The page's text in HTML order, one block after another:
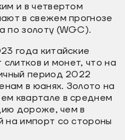
и в четвертом
в свежем прогнозе
по золоту (WGC).
года китайские
слитков и монет, что на
период 2022
в юанях. Золото на
квартале в среднем
дороже, чем в
на импорт со стороны